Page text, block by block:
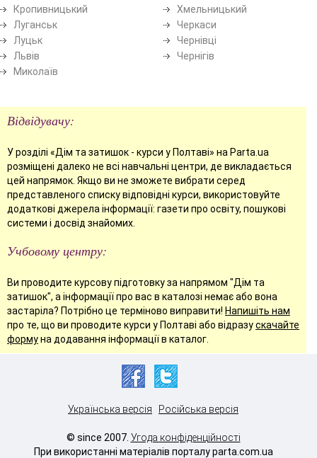
Кропивницький
Луганськ
Луцьк
Львів
Миколаїв
Хмельницький
Черкаси
Чернівці
Чернігів
Відвідувачу:
У розділі «Дім та затишок - курси у Полтаві» на Parta.ua
розміщені далеко не всі навчальні центри, де викладається
цей напрямок. Якщо ви не зможете вибрати серед
представленого списку відповідні курси, використовуйте
додаткові джерела інформації: газети про освіту, пошукові
системи і досвід знайомих.
Учбовому центру:
Ви проводите курсову підготовку за напрямом "Дім та
затишок", а інформації про вас в каталозі немає або вона
застаріла? Потрібно це терміново виправити! Напишіть нам
про те, що ви проводите курси у Полтаві або відразускачайте
формуна додавання інформації в каталог.
Українська версія Російська версія
© since 2007. Угода конфіденційності
При використанні матеріалів порталу parta.com.ua